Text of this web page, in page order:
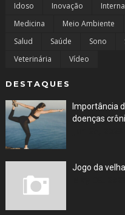
Idoso
Inovação
Medicina
Meio Ambiente
Salud
Saúde Sono
Veterinária
Vídeo
DESTAQUES
Importância
doenças
Jogo da velha